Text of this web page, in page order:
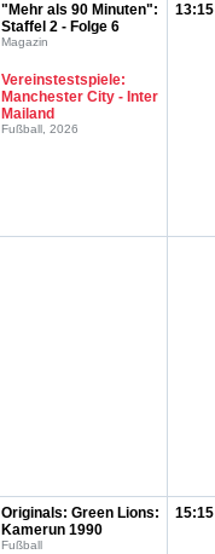
"Mehr als 90 Minuten":
Staffel 2 - Folge 6
Magazin
Vereinstestspiele:
Manchester City - Inter
Mailand
Fußball, 2026
13:15
Originals: Green Lions:
Kamerun 1990
Fußball
15:15